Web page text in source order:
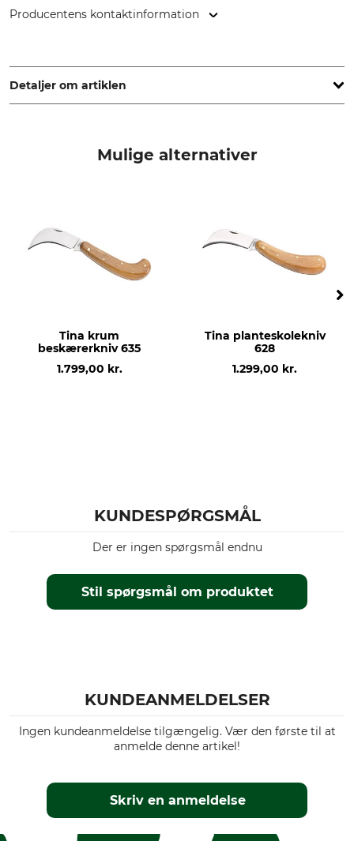
Producentens kontaktinformation
Germany, www.tina-messerfabrik.de
Detaljer om artiklen
Mulige alternativer
Tina krum
beskærerkniv 635
1.799,00 kr.
Tina planteskolekniv
628
1.299,00 kr.
KUNDESPØRGSMÅL
Stil spørgsmål om produktet
Der er ingen spørgsmål endnu
KUNDEANMELDELSER
Ingen kundeanmeldelse tilgængelig. Vær den første til at
anmelde denne artikel!
Skriv en anmeldelse